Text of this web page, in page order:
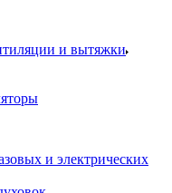
и вытяжки
и электрических